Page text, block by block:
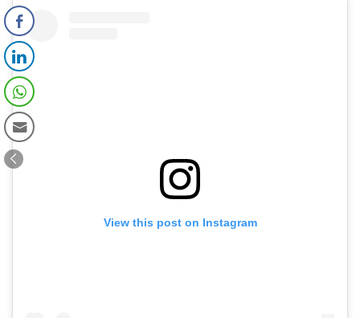
View this post on Instagram